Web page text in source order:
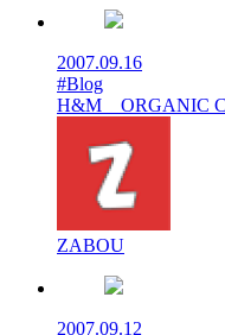
2007.09.16
#Blog
H&M ORGANIC
ZABOU
2007.09.12